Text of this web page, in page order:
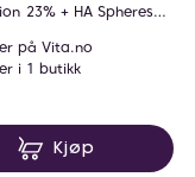
23% + HA Spheres
på Vita.no
i 1 butikk
Kjøp